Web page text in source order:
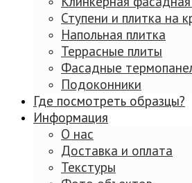
Ступени и плитка на
Напольная плитка
Террасные плиты
Фасадные
Подоконники
Где посмотреть образцы?
Информация
О нас
Доставка и оплата
Текстуры